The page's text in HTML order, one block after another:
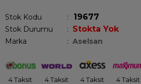
Stok Kodu 19677
Stok Durumu : Stokta Yok
Marka : Aselsan
4 Taksit 4 Taksit 4 Taksit 4 Taksit